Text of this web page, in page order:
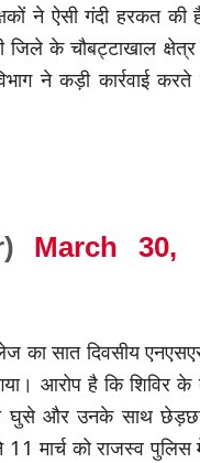
ने ऐसी गंदी हरकत
जिले के चौबट्टाखाल
ने कड़ी कार्रवाई करते
March 30,
का सात दिवसीय
आरोप है कि शिविर के
घुसे और उनके साथ
मार्च को राजस्व पुलिस